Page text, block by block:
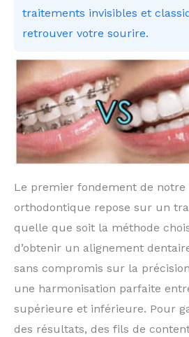
traitements invisibles et
retrouver votre sourire.
Le premier fondement de notre
orthodontique repose sur un
quelle que soit la méthode
d’obtenir un alignement
sans compromis sur la
une harmonisation parfaite
supérieure et inférieure. Pour
des résultats, des fils de